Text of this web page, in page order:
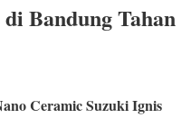
Bandung Tahan
Ceramic Suzuki Ignis